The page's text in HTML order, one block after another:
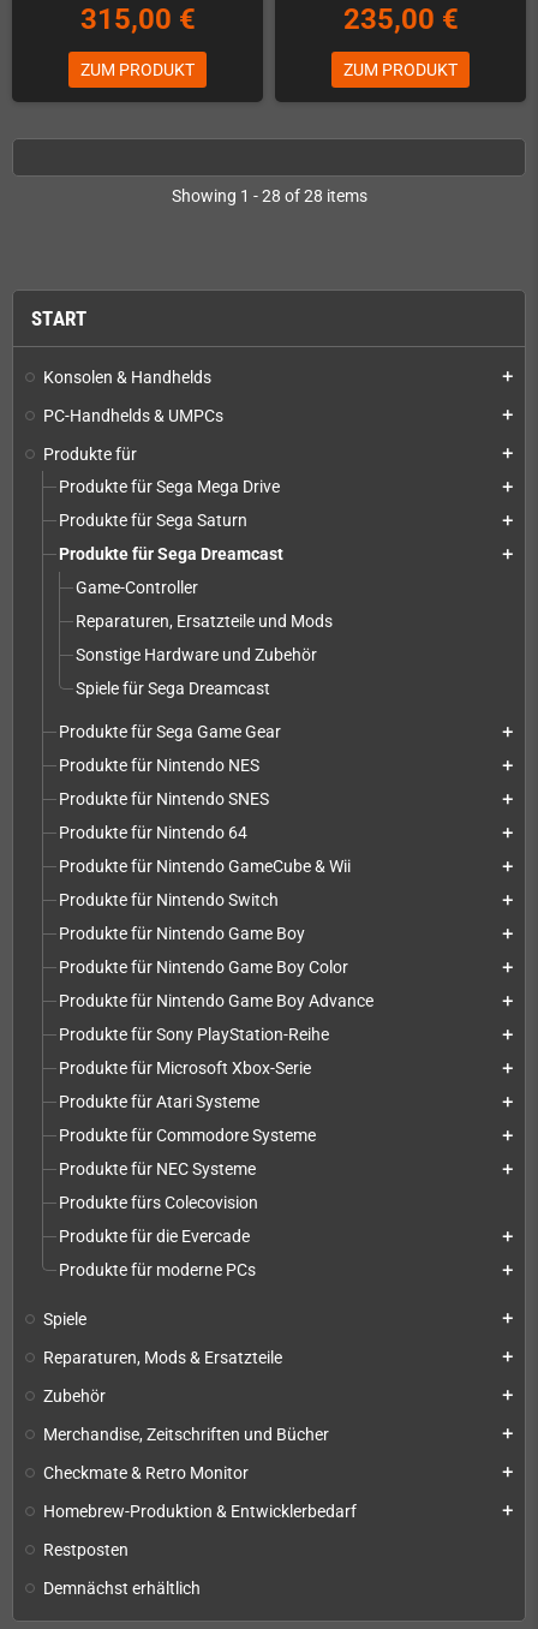
START
Konsolen & Handhelds add
PC-Handhelds & UMPCs add
Produkte für add
Produkte für Sega Mega Drive add
Produkte für Sega Saturn add
Produkte für Sega Dreamcast add
Game-Controller
Reparaturen, Ersatzteile und Mods
Sonstige Hardware und Zubehör
Spiele für Sega Dreamcast
Produkte für Sega Game Gear add
Produkte für Nintendo NES add
Produkte für Nintendo SNES add
Produkte für Nintendo 64 add
Produkte für Nintendo GameCube & Wii add
Produkte für Nintendo Switch add
Produkte für Nintendo Game Boy add
Produkte für Nintendo Game Boy Color add
Produkte für Nintendo Game Boy Advance add
Produkte für Sony PlayStation-Reihe add
Produkte für Microsoft Xbox-Serie add
Produkte für Atari Systeme add
Produkte für Commodore Systeme add
Produkte für NEC Systeme add
Produkte fürs Colecovision
Produkte für die Evercade
add
Produkte für moderne PCs add
Spiele add
Reparaturen, Mods & Ersatzteile add
Zubehör add
Merchandise, Zeitschriften und Bücher add
Checkmate & Retro Monitor add
Homebrew-Produktion & Entwicklerbedarf add
Restposten
Demnächst erhältlich
315,00 €
ZUM PRODUKT
235,00 €
ZUM PRODUKT
Showing 1 - 28 of 28 items